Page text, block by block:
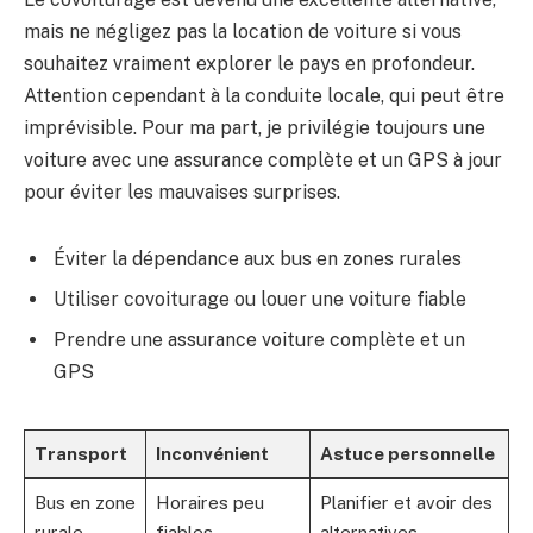
mais ne négligez pas la location de voiture si vous
souhaitez vraiment explorer le pays en profondeur.
Attention cependant à la conduite locale, qui peut être
imprévisible. Pour ma part, je privilégie toujours une
voiture avec une assurance complète et un GPS à jour
pour éviter les mauvaises surprises.
Éviter la dépendance aux bus en zones rurales
Utiliser covoiturage ou louer une voiture fiable
Prendre une assurance voiture complète et un
GPS
Transport Inconvénient Astuce personnelle
Bus en zone
Horaires peu
Planifier et avoir des